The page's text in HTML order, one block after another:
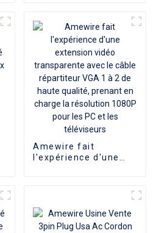
adaptateur mâle vers
femelle, haute
qualité, pour
ordinateur
Amewire fait
l'expérience d'une
câble répartiteur VGA
qualité, prenant en
charge la résolution